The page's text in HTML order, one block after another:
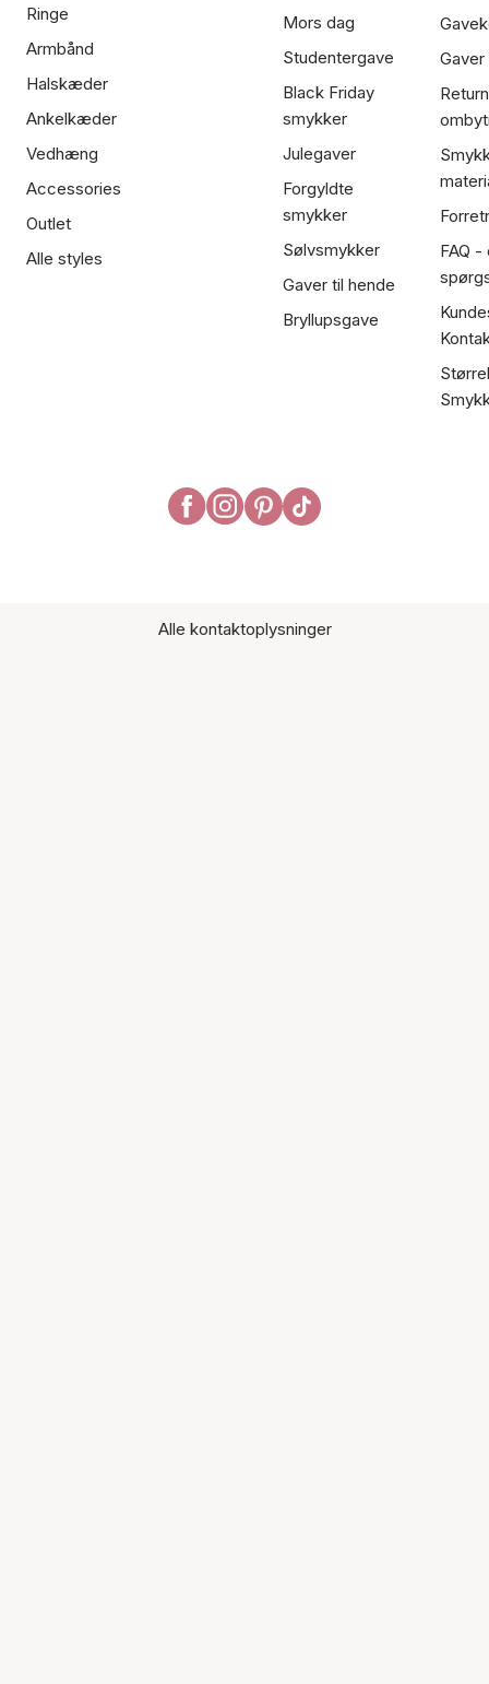
Ringe
Armbånd
Halskæder
Ankelkæder
Vedhæng
Accessories
Outlet
Alle styles
Mors dag
Studentergave
Black Friday
smykker
Julegaver
Forgyldte
smykker
Sølvsmykker
Gaver til hende
Bryllupsgave
FAQ
Alle kontaktoplysninger